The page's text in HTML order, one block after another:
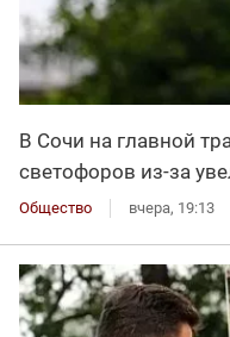
В Сочи на главной
светофоров из-за
Общество вчера, 19:13